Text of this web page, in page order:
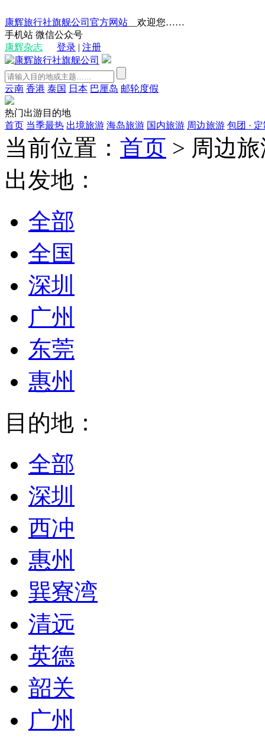
康辉旅行社旗舰公司官方网站 __欢迎您……
手机站 微信公众号
康辉杂志
登录 | 注册
云南 香港 泰国 日本 巴厘岛 邮轮度假
热门出游目的地
首页 当季最热 出境旅游 海岛旅游 国内旅游 周边旅游 包团 ·
当前位置： 首页 > 周边
出发地：
全部
全国
深圳
广州
东莞
惠州
目的地：
全部
深圳
西冲
惠州
巽寮湾
清远
英德
韶关
广州